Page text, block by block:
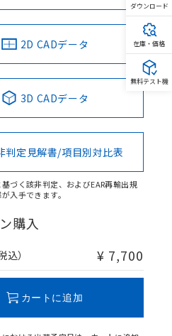
2D CADデータ
3D CADデータ
判定見解書/項目別対比表
づく該非判定、およびEAR再輸出規
入手できます。
購入
） ¥ 7,700
カートに追加
ダウンロード
在庫・価格
無料テスト機